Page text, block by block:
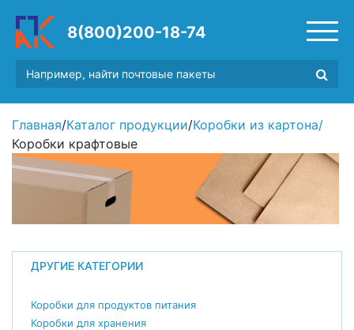
8(800)200-18-74
Главная/Каталог продукции/Коробки из картона/
Коробки крафтовые
ДРУГИЕ КАТЕГОРИИ
Коробки для продуктов питания
Коробки для хранения